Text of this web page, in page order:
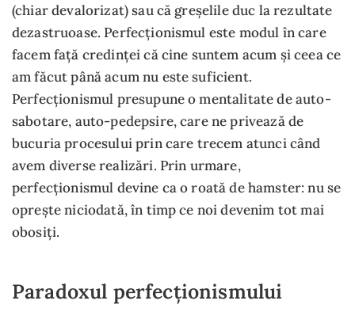
(chiar devalorizat) sau că greșelile duc la rezultate
dezastruoase. Perfecționismul este modul în care
facem față credinței că cine suntem acum și ceea ce
am făcut până acum nu este suficient.
Perfecționismul presupune o mentalitate de auto-
sabotare, auto-pedepsire, care ne privează de
bucuria procesului prin care trecem atunci când
avem diverse realizări. Prin urmare,
perfecționismul devine ca o roată de hamster: nu se
oprește niciodată, în timp ce noi devenim tot mai
obosiți.
Paradoxul perfecționismului